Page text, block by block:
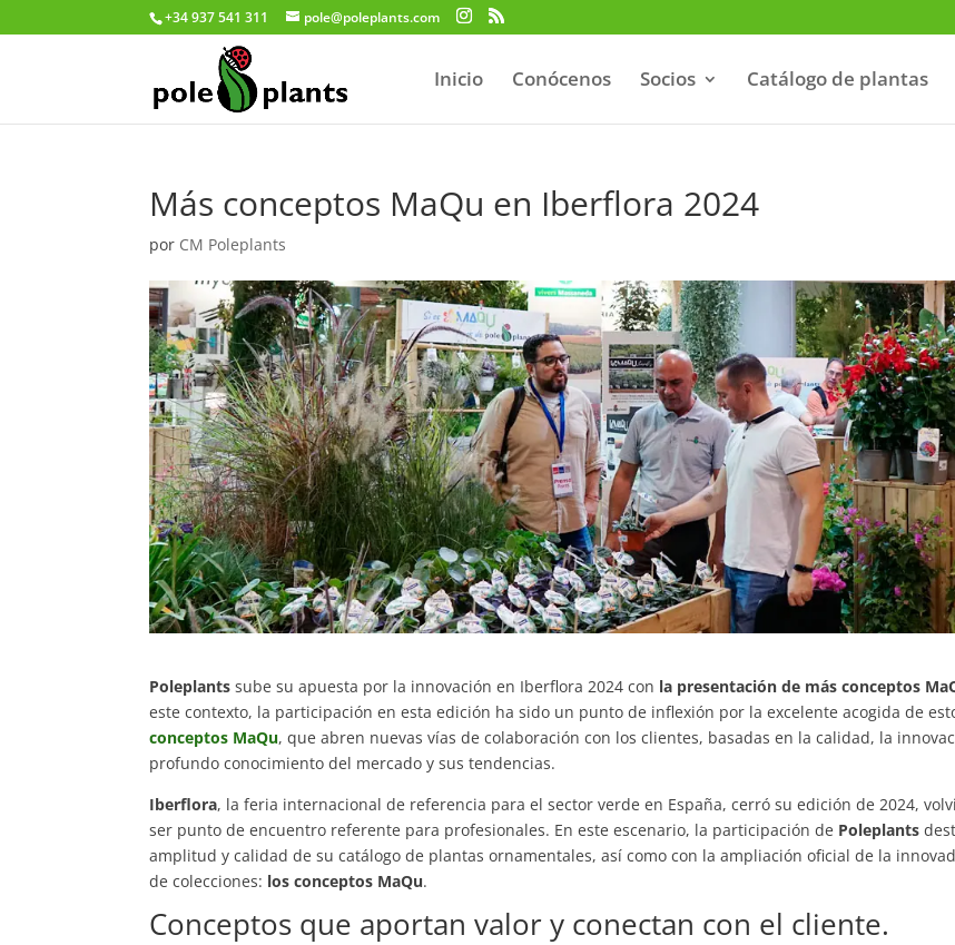
+34 937 541 311 pole@poleplants.com
Inicio Conócenos Socios Catálogo de plantas
Más conceptos MaQu en Iberflora 2024
por CM Poleplants
Poleplants sube su apuesta por la innovación en Iberflora 2024 con la presentación de más conceptos
este contexto, la participación en esta edición ha sido un punto de inflexión por la excelente acogida de
conceptos MaQu, que abren nuevas vías de colaboración con los clientes, basadas en la calidad, la
profundo conocimiento del mercado y sus tendencias.
Iberflora, la feria internacional de referencia para el sector verde en España, cerró su edición de 2024,
ser punto de encuentro referente para profesionales. En este escenario, la participación de Poleplants
amplitud y calidad de su catálogo de plantas ornamentales, así como con la ampliación oficial de la
de colecciones: los conceptos MaQu.
Conceptos que aportan valor y conectan con el cliente.